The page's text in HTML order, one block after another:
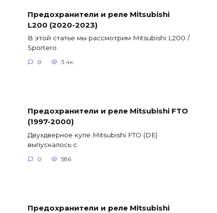
Предохранители и реле Mitsubishi
L200 (2020-2023)
В этой статье мы рассмотрим Mitsubishi L200 /
Sportero
0 3.4к.
Предохранители и реле Mitsubishi FTO
(1997-2000)
Двухдверное купе Mitsubishi FTO (DE)
выпускалось с
0 586
Предохранители и реле Mitsubishi